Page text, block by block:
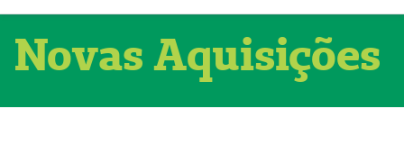
Novas Aquisições